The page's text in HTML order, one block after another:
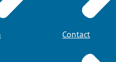
Contact